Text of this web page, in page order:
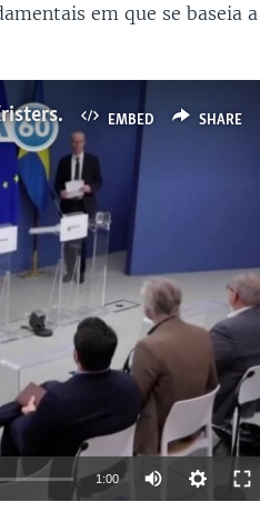
em que se baseia a
EMBED SHARE
Manchetes mundo 14 março 2023: 🇸🇪Suécia: Ulf Kristersson diz que a probabilidade de a Finlândia entrar na NATO antes da Suécia é maior
1:00